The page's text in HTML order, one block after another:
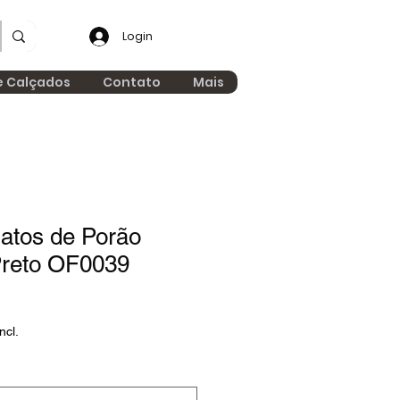
Login
Calçados Contato Mais
de Porão
OF0039